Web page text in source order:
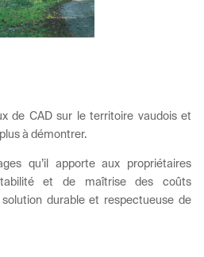
de CAD sur le territoire vaudois et
à démontrer.
qu’il apporte aux propriétaires
et de maîtrise des coûts
durable et respectueuse de